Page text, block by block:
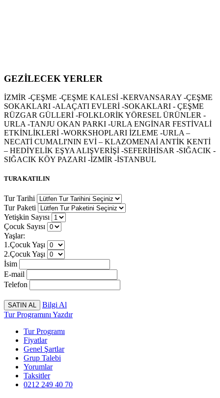
GEZİLECEK YERLER
İZMİR -ÇEŞME -ÇEŞME KALESİ -KERVANSARAY -ÇEŞME
SOKAKLARI -ALAÇATI EVLERİ -SOKAKLARI - ÇEŞME
RÜZGAR GÜLLERİ -FOLKLORİK YÖRESEL ÜRÜNLER -
URLA -TANJU OKAN PARKI -URLA ENGİNAR FESTİVALİ
ETKİNLİKLERİ -WORKSHOPLARI İZLEME -URLA –
NECATİ CUMALI'NIN EVİ – KLAZOMENAİ ANTİK KENTİ
– HEDİYELİK EŞYA ALIŞVERİŞİ -SEFERİHİSAR -SIĞACIK -
SIĞACIK KÖY PAZARI -İZMİR -İSTANBUL
TURA KATILIN
Tur Tarihi
Tur Paketi
Yetişkin Sayısı
Çocuk Sayısı
Yaşlar:
1.Çocuk Yaşı
2.Çocuk Yaşı
İsim
E-mail
Telefon
Bilgi Al
Tur Programını Yazdır
Tur Programı
Fiyatlar
Genel Şartlar
Grup Talebi
Yorumlar
Taksitler
0212 249 40 70